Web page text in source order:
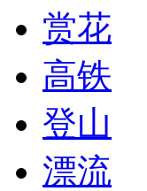
赏花
高铁
登山
漂流